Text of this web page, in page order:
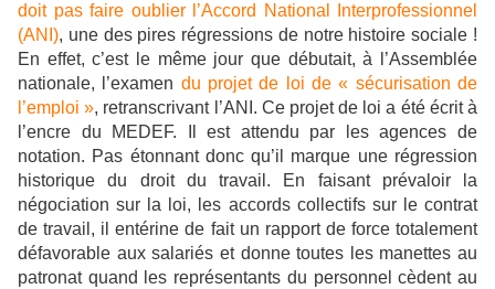
doit pas faire oublier l’Accord National Interprofessionnel
(ANI), une des pires régressions de notre histoire sociale !
En effet, c’est le même jour que débutait, à l’Assemblée
nationale, l’examen du projet de loi de « sécurisation de
l’emploi », retranscrivant l’ANI. Ce projet de loi a été écrit à
l’encre du MEDEF. Il est attendu par les agences de
notation. Pas étonnant donc qu’il marque une régression
historique du droit du travail. En faisant prévaloir la
négociation sur la loi, les accords collectifs sur le contrat
de travail, il entérine de fait un rapport de force totalement
défavorable aux salariés et donne toutes les manettes au
patronat quand les représentants du personnel cèdent au